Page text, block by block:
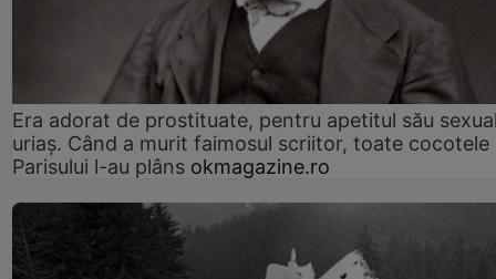
Era adorat de prostituate, pentru apetitul său
uriaș. Când a murit faimosul scriitor, toate cocotele
Parisului l-au plâns okmagazine.ro